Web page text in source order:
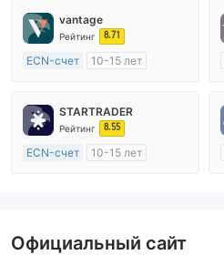
vantage
Рейтинг 8.71
ECN-счет
10-15 лет
Маркет-Мейкинг (MM)
Основной стандарт MT4
STARTRADER
Рейтинг 8.55
ECN-счет
10-15 лет
Официальный сайт